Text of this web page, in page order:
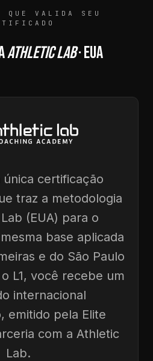
QUE VALIDA SEU
ATHLETIC LAB· EUA
única certificação
traz a metodologia
(EUA) para o
base aplicada
e do São Paulo
L1, você recebe um
internacional
emitido pela Elite
com a Athletic
Lab.